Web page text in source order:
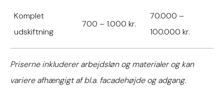
Komplet
udskiftning
700 – 1.000 kr.
70.000 –
100.000 kr.
Priserne inkluderer arbejdsløn og materialer og kan
variere afhængigt af bl.a. facadehøjde og adgang.